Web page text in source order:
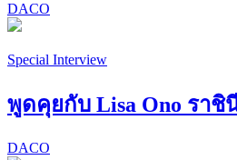
DACO
Special Interview
พูดคุยกับ Lisa Ono ราชินี
DACO